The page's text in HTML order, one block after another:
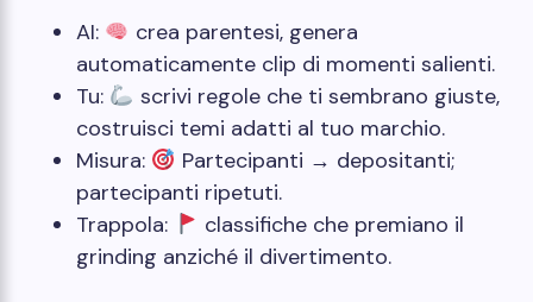
AI:
crea parentesi, genera
automaticamente clip di momenti salienti.
Tu:
scrivi regole che ti sembrano giuste,
costruisci temi adatti al tuo marchio.
Misura:
Partecipanti → depositanti;
partecipanti ripetuti.
Trappola:
classifiche che premiano il
grinding anziché il divertimento.